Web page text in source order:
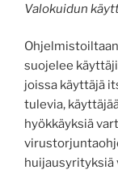
Valokuidun
suojelee
joissa käyttäjä
tulevia,
hyökkäyksiä
huijausyrityksiä